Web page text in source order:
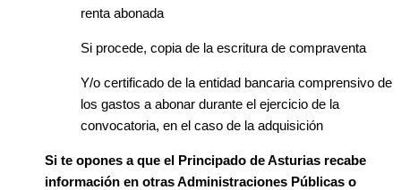
renta abonada
Si procede, copia de la escritura de compraventa
Y/o certificado de la entidad bancaria comprensivo de
los gastos a abonar durante el ejercicio de la
convocatoria, en el caso de la adquisición
Si te opones a que el Principado de Asturias recabe
información en otras Administraciones Públicas o